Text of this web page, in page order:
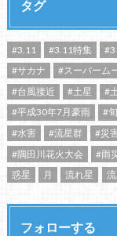
タグ
#3.11 #3.11特集 #3
#サカナ
#スーパーム
#台風接近
#土星 #
#平成30年7月豪雨
#
#水害
#流星群 #災
#隅田川花火大会
#雨
惑星
月 流れ星
フォローする